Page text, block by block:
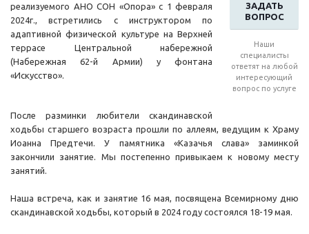
ЗАДАТЬ
ВОПРОС
Наши
специалисты
ответят на любой
интересующий
вопрос по услуге
реализуемого АНО СОН «Опора» с 1 февраля
2024г., встретились с инструктором по
адаптивной физической культуре на Верхней
террасе Центральной набережной
(Набережная 62-й Армии) у фонтана
«Искусство».
После разминки любители скандинавской
ходьбы старшего возраста прошли по аллеям, ведущим к Храму
Иоанна Предтечи. У памятника «Казачья слава» заминкой
закончили занятие. Мы постепенно привыкаем к новому месту
занятий.
Наша встреча, как и занятие 16 мая, посвящена Всемирному дню
скандинавской ходьбы, который в 2024 году состоялся 18-19 мая.